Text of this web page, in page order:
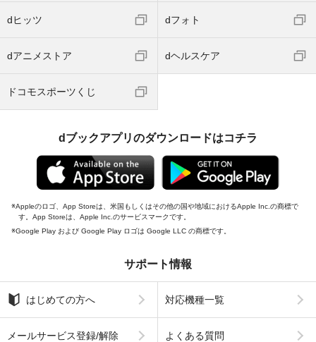
dヒッツ dフォト
dアニメストア dヘルスケア
ドコモスポーツくじ
dブックアプリのダウンロードはコチラ
Appleのロゴ、App Storeは、米国もしくはその他の国や地域におけるApple Inc.の商標で
す。App Storeは、Apple Inc.のサービスマークです。
Google Play および Google Play ロゴは Google LLC の商標です。
サポート情報
はじめての方へ 対応機種一覧
メールサービス登録/解除 よくある質問